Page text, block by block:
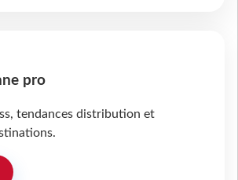
pro
tendances distribution et